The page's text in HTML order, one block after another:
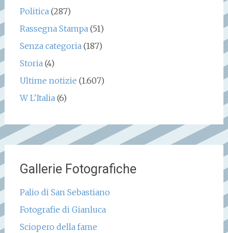
Politica(287)
Rassegna Stampa(51)
Senza categoria(187)
Storia(4)
Ultime notizie (1.607)
W L'Italia(6)
Gallerie Fotografiche
Palio di San Sebastiano
Fotografie di Gianluca
Sciopero della fame